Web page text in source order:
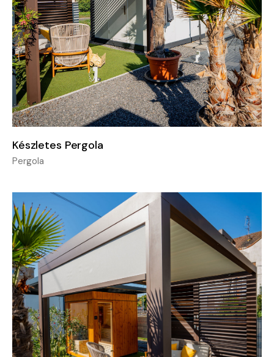
Készletes Pergola
Pergola